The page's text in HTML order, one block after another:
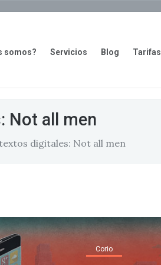
somos? Servicios Blog Tarifas
Not all men
digitales: Not all men